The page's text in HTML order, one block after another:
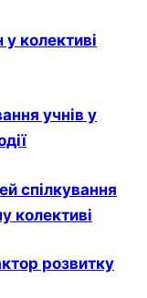
колективі
учнів у
спілкування
колективі
розвитку